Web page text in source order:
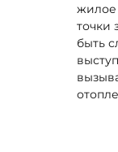
жилое
точки
быть